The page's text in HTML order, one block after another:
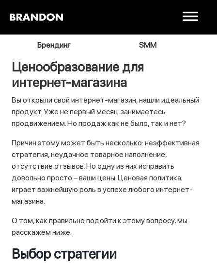
Брендинг SMM
Ценообразование для
интернет-магазина
Вы открыли свой интернет-магазин, нашли идеальный
продукт. Уже не первый месяц занимаетесь
продвижением. Но продаж как не было, так и нет?
Причин этому может быть несколько: неэффективная
стратегия, неудачное товарное наполнение,
отсутствие отзывов. Но одну из них исправить
довольно просто – ваши цены. Ценовая политика
играет важнейшую роль в успехе любого интернет-
магазина.
О том, как правильно подойти к этому вопросу, мы
расскажем ниже.
Выбор стратегии